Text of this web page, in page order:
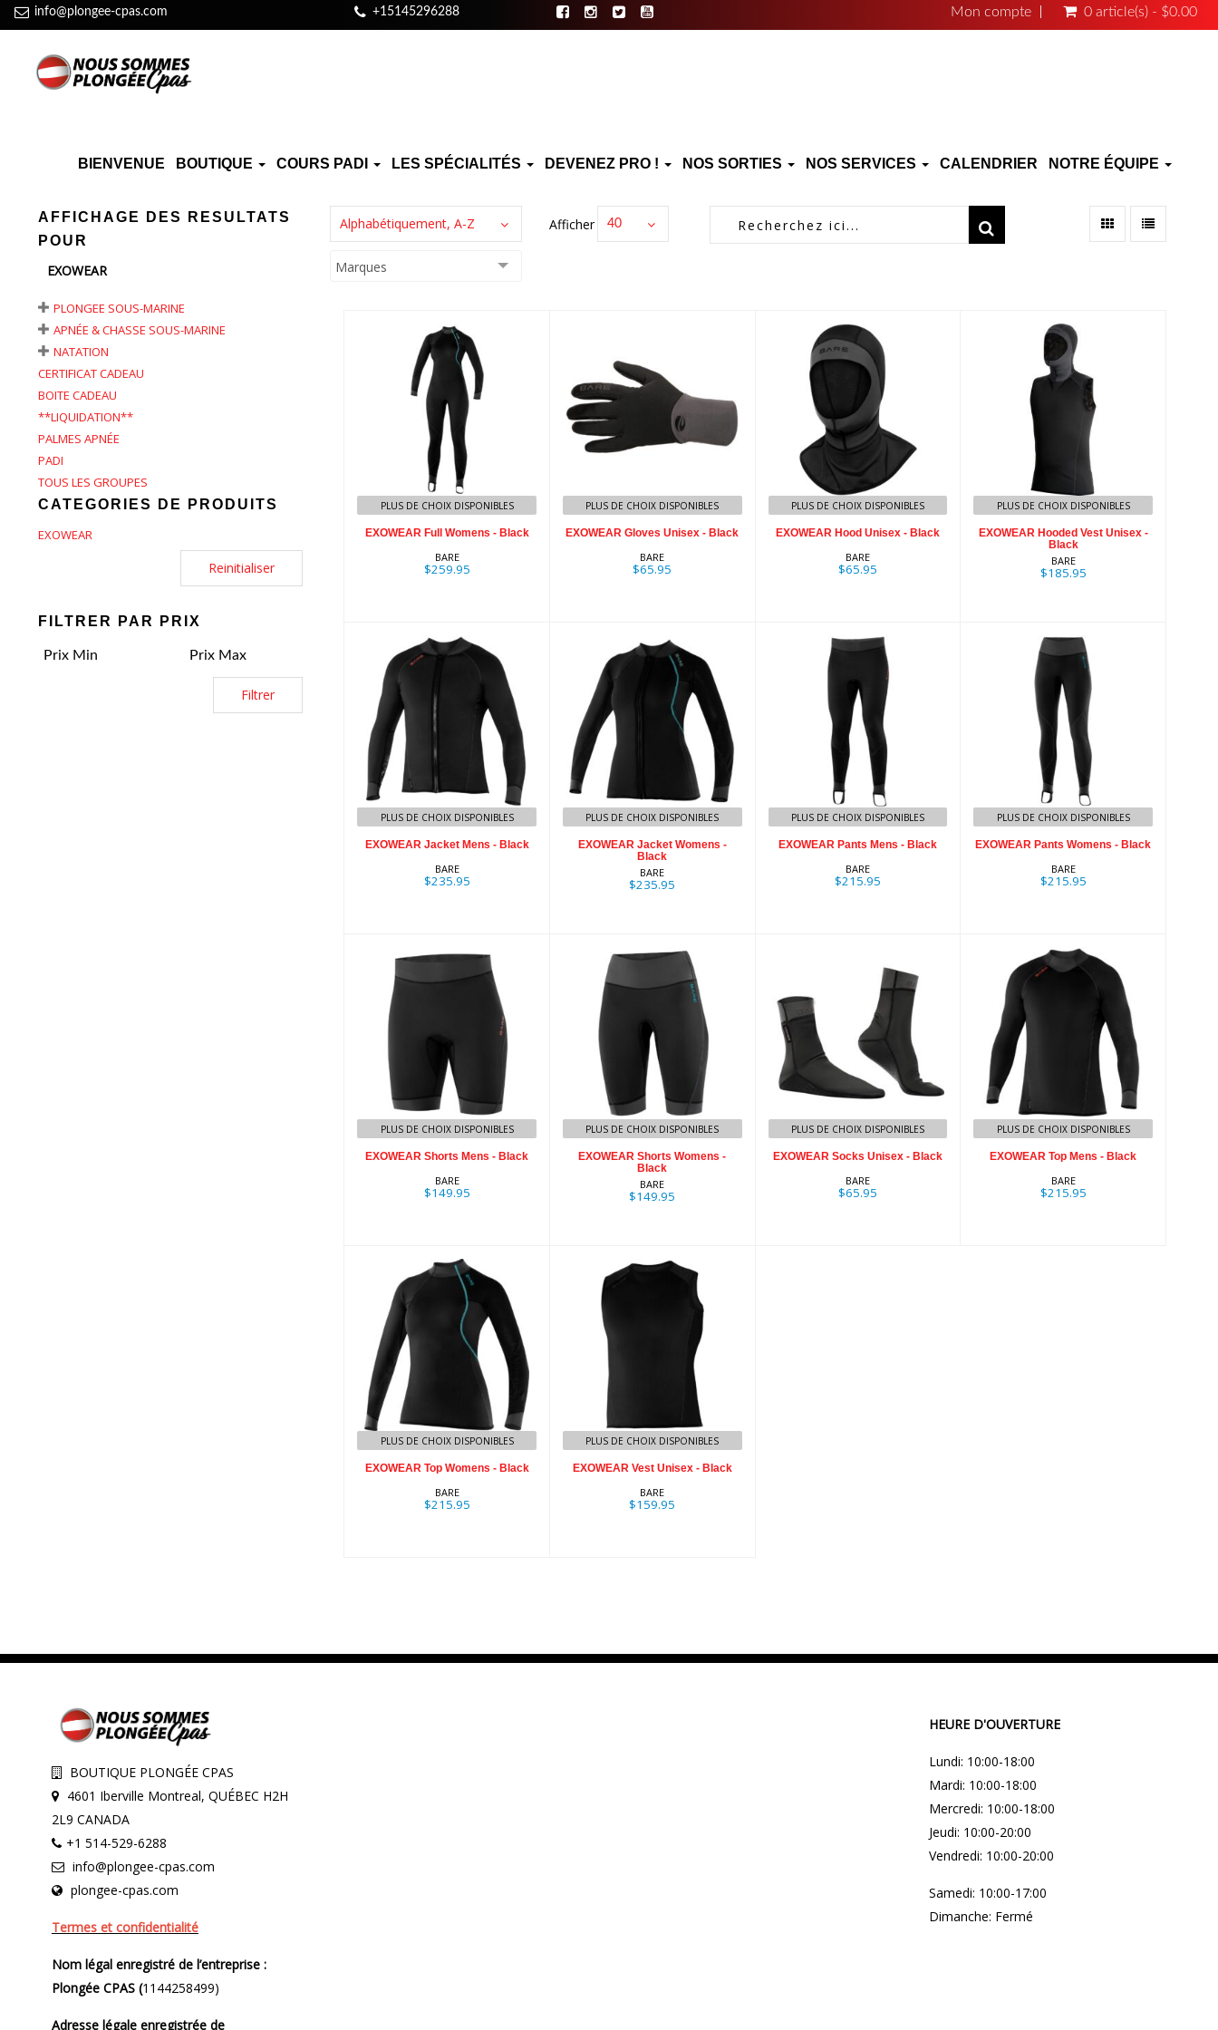
info@plongee-cpas.com +15145296288 Mon compte 0 article(s) - $0.00
BIENVENUE BOUTIQUE COURS PADI LES SPÉCIALITÉS DEVENEZ PRO ! NOS SORTIES NOS SERVICES CALENDRIER NOTRE ÉQUIPE
AFFICHAGE DES RESULTATS
POUR
EXOWEAR
PLONGEE SOUS-MARINE
APNÉE & CHASSE SOUS-MARINE
NATATION
CERTIFICAT CADEAU
BOITE CADEAU
**LIQUIDATION**
PALMES APNÉE
PADI
TOUS LES GROUPES
CATEGORIES DE PRODUITS
EXOWEAR
Reinitialiser
FILTRER PAR PRIX
Filtrer
Alphabétiquement, A-Z Afficher : 40
Marques
EXOWEAR Full
Womens - Black
$259.95
PLUS DE CHOIX DISPONIBLES
EXOWEAR Full Womens - Black
BARE
$259.95
EXOWEAR Gloves
Unisex - Black
PLUS DE CHOIX DISPONIBLES
EXOWEAR Gloves Unisex - Black
BARE
$65.95
EXOWEAR Hood
Unisex - Black
$65.95
PLUS DE CHOIX DISPONIBLES
EXOWEAR Hood Unisex - Black
BARE
$65.95
EXOWEAR Hooded
Vest Unisex - Black
$185.95
PLUS DE CHOIX DISPONIBLES
EXOWEAR Hooded Vest Unisex -
Black
BARE
$185.95
EXOWEAR Jacket
Mens - Black
$235.95
PLUS DE CHOIX DISPONIBLES
EXOWEAR Jacket Mens - Black
BARE
$235.95
EXOWEAR Jacket
Womens - Black
PLUS DE CHOIX DISPONIBLES
EXOWEAR Jacket Womens -
Black
BARE
$235.95
EXOWEAR Pants
Mens - Black
$215.95
PLUS DE CHOIX DISPONIBLES
EXOWEAR Pants Mens - Black
BARE
$215.95
EXOWEAR Pants
Womens - Black
$215.95
PLUS DE CHOIX DISPONIBLES
EXOWEAR Pants Womens - Black
BARE
$215.95
Mens - Black
$149.95
PLUS DE CHOIX DISPONIBLES
EXOWEAR Shorts Mens - Black
BARE
$149.95
EXOWEAR Shorts
Womens - Black
$149.95
PLUS DE CHOIX DISPONIBLES
EXOWEAR Shorts Womens -
Black
BARE
$149.95
EXOWEAR Socks
Unisex - Black
$65.95
PLUS DE CHOIX DISPONIBLES
EXOWEAR Socks Unisex - Black
BARE
$65.95
EXOWEAR Top
Mens - Black
PLUS DE CHOIX DISPONIBLES
EXOWEAR Top Mens - Black
BARE
$215.95
EXOWEAR Top
Womens - Black
PLUS DE CHOIX DISPONIBLES
EXOWEAR Top Womens - Black
BARE
$215.95
EXOWEAR Vest
Unisex - Black
PLUS DE CHOIX DISPONIBLES
EXOWEAR Vest Unisex - Black
BARE
$159.95
BOUTIQUE PLONGÉE CPAS
4601 Iberville Montreal, QUÉBEC H2H
2L9 CANADA
+1 514-529-6288
info@plongee-cpas.com
plongee-cpas.com
Termes et confidentialité
Nom légal enregistré de l’entreprise :
Plongée CPAS (1144258499)
Adresse légale enregistrée de
HEURE D'OUVERTURE
Lundi: 10:00-18:00
Mardi: 10:00-18:00
Mercredi: 10:00-18:00
Jeudi: 10:00-20:00
Vendredi: 10:00-20:00
Samedi: 10:00-17:00
Dimanche: Fermé